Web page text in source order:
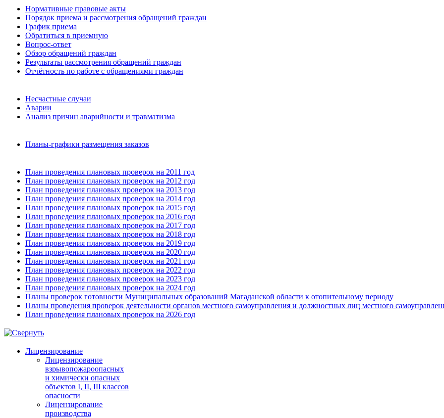
Нормативные правовые акты
Порядок приема и рассмотрения обращений граждан
График приема
Обратиться в приемную
Вопрос-ответ
Обзор обращений граждан
Результаты рассмотрения обращений граждан
Отчётность по работе с обращениями граждан
Несчастные случаи
Аварии
Анализ причин аварийности и травматизма
Планы-графики размещения заказов
План проведения плановых проверок на 2011 год
План проведения плановых проверок на 2012 год
План проведения плановых проверок на 2013 год
План проведения плановых проверок на 2014 год
План проведения плановых проверок на 2015 год
План проведения плановых проверок на 2016 год
План проведения плановых проверок на 2017 год
План проведения плановых проверок на 2018 год
План проведения плановых проверок на 2019 год
План проведения плановых проверок на 2020 год
План проведения плановых проверок на 2021 год
План проведения плановых проверок на 2022 год
План проведения плановых проверок на 2023 год
План проведения плановых проверок на 2024 год
Планы проверок готовности Муниципальных образований Магаданской области к отопительному периоду
Планы проведения проверок деятельности органов местного самоуправления и должностных лиц местного
План проведения плановых проверок на 2026 год
Лицензирование
Лицензирование
взрывопожароопасных
и химически опасных
объектов I, II, III классов
опасности
Лицензирование
производства